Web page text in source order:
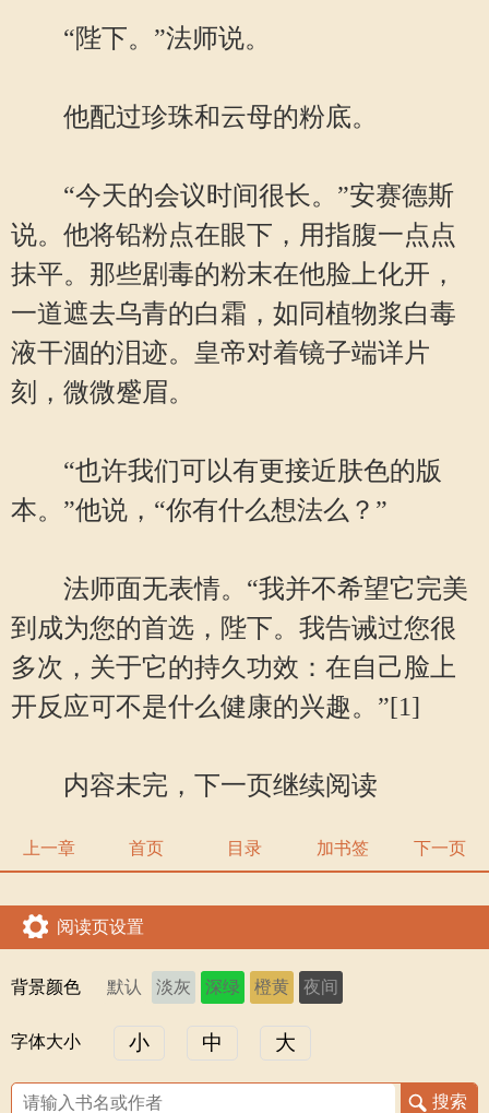
“陛下。”法师说。
他配过珍珠和云母的粉底。
“今天的会议时间很长。”安赛德斯
说。他将铅粉点在眼下，用指腹一点点
抹平。那些剧毒的粉末在他脸上化开，
一道遮去乌青的白霜，如同植物浆白毒
液干涸的泪迹。皇帝对着镜子端详片
刻，微微蹙眉。
“也许我们可以有更接近肤色的版
本。”他说，“你有什么想法么？”
法师面无表情。“我并不希望它完美
到成为您的首选，陛下。我告诫过您很
多次，关于它的持久功效：在自己脸上
开反应可不是什么健康的兴趣。”[1]
内容未完，下一页继续阅读
上一章 首页 目录 加书签 下一页
阅读页设置
背景颜色 默认 淡灰 深绿 橙黄 夜间
字体大小 小 中 大